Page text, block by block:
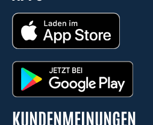
KUNDENMEINUNGEN